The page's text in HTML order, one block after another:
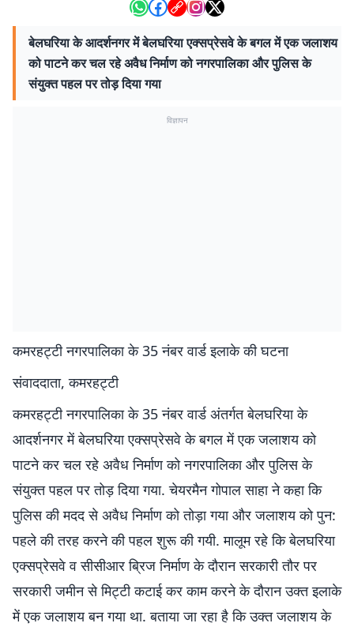
बेलघरिया के आदर्शनगर में बेलघरिया एक्सप्रेसवे के बगल में एक जलाशय
को पाटने कर चल रहे अवैध निर्माण को नगरपालिका और पुलिस के
संयुक्त पहल पर तोड़ दिया गया
विज्ञापन
कमरहट्टी नगरपालिका के 35 नंबर वार्ड इलाके की घटना
संवाददाता, कमरहट्टी
कमरहट्टी नगरपालिका के 35 नंबर वार्ड अंतर्गत बेलघरिया के
आदर्शनगर में बेलघरिया एक्सप्रेसवे के बगल में एक जलाशय को
पाटने कर चल रहे अवैध निर्माण को नगरपालिका और पुलिस के
संयुक्त पहल पर तोड़ दिया गया. चेयरमैन गोपाल साहा ने कहा कि
पुलिस की मदद से अवैध निर्माण को तोड़ा गया और जलाशय को पुन:
पहले की तरह करने की पहल शुरू की गयी. मालूम रहे कि बेलघरिया
एक्सप्रेसवे व सीसीआर ब्रिज निर्माण के दौरान सरकारी तौर पर
सरकारी जमीन से मिट्टी कटाई कर काम करने के दौरान उक्त इलाके
में एक जलाशय बन गया था. बताया जा रहा है कि उक्त जलाशय के